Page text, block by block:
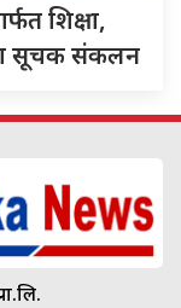
शिक्षा,
सूचक संकलन